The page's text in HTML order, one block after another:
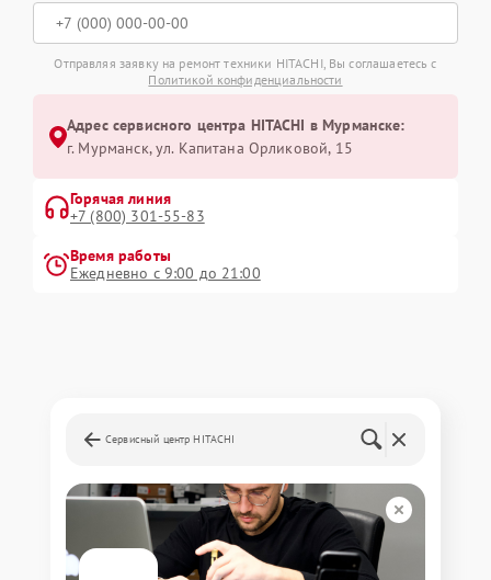
Отправляя заявку на ремонт техники HITACHI, Вы соглашаетесь с
Политикой конфиденциальности
Адрес сервисного центра HITACHI в Мурманске:
г. Мурманск, ул. Капитана Орликовой, 15
Горячая линия
+7 (800) 301-55-83
Время работы
Ежедневно с 9:00 до 21:00
Сервисный центр HITACHI